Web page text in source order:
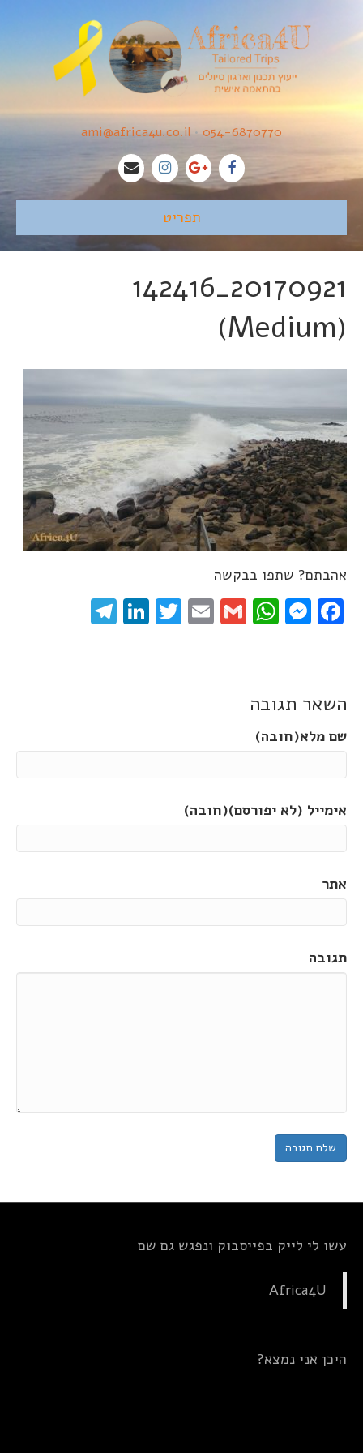
054-6870770
•
ami@africa4u.co.il
תפריט
20170921_142416
(Medium)
אהבתם? שתפו בבקשה
Facebook
Messenger
WhatsApp
Gmail
Email
Twitter
LinkedIn
השאר תגובה
שם מלא(חובה)
אימייל (לא יפורסם)(חובה)
אתר
תגובה
עשו לי לייק בפייסבוק ונפגש גם שם
Africa4U
היכן אני נמצא?